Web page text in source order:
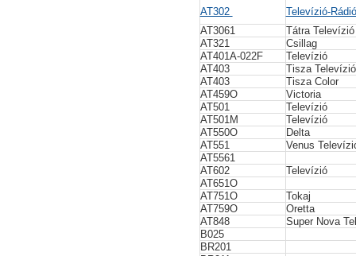
AT302
Televízió-
AT3061
Tátra
AT321
Csillag
AT401A-022F
Televízió
AT403
Tisza
AT403
Tisza Color
AT459O
Victoria
AT501
Televízió
AT501M
Televízió
AT550O
Delta
AT551
Venus
AT5561
AT602
Televízió
AT651O
AT751O
Tokaj
AT759O
Oretta
AT848
Super Nova
B025
BR201